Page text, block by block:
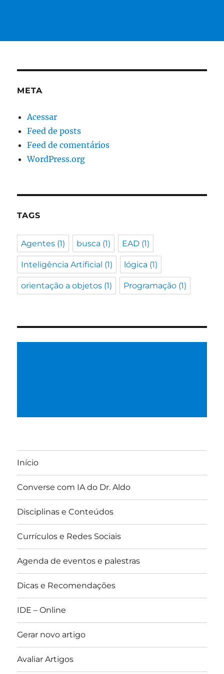
META
Acessar
Feed de posts
Feed de comentários
WordPress.org
TAGS
Agentes (1) busca (1) EAD (1)
Inteligência Artificial (1) lógica (1)
orientação a objetos (1) Programação (1)
Início
Converse com IA do Dr. Aldo
Disciplinas e Conteúdos
Currículos e Redes Sociais
Agenda de eventos e palestras
Dicas e Recomendações
IDE – Online
Gerar novo artigo
Avaliar Artigos